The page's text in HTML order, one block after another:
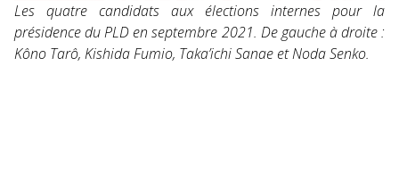
Les quatre candidats aux élections internes pour la
présidence du PLD en septembre 2021. De gauche à droite :
Kôno Tarô, Kishida Fumio, Taka’ichi Sanae et Noda Senko.